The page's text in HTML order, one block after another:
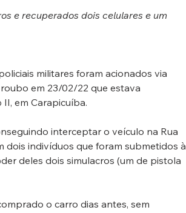
e recuperados dois celulares e um
militares foram acionados via
em 23/02/22 que estava
em Carapicuíba.
interceptar o veículo na Rua
dois indivíduos que foram submetidos à
deles dois simulacros (um de pistola
o carro dias antes, sem